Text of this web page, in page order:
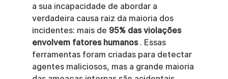
a sua incapacidade de abordar a
verdadeira causa raiz da maioria dos
incidentes: mais de 95% das violações
envolvem fatores humanos . Essas
ferramentas foram criadas para detectar
agentes maliciosos, mas a grande maioria